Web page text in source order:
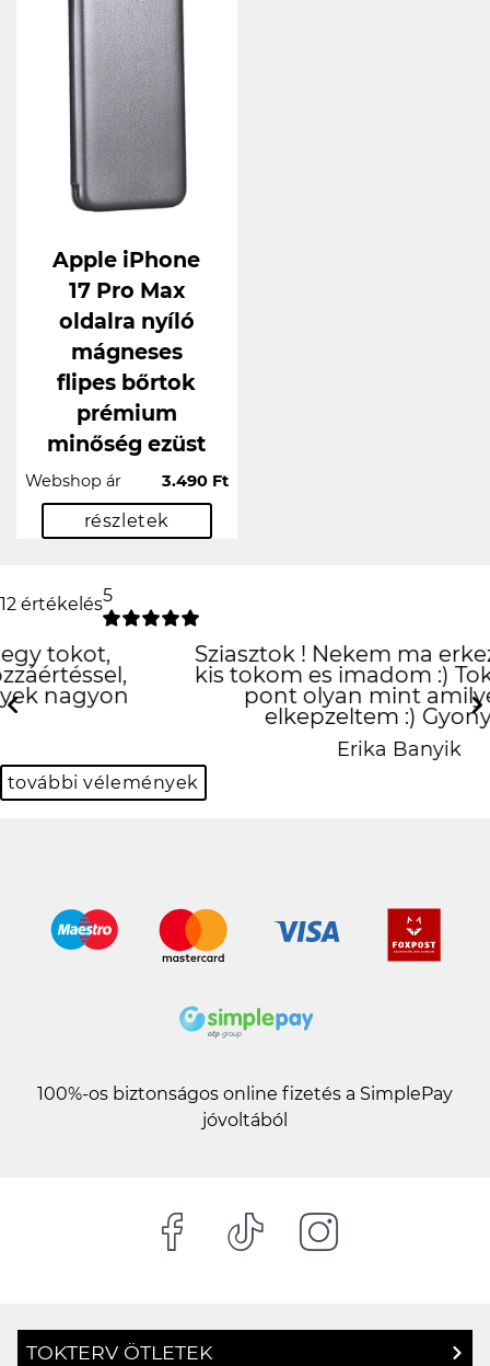
Apple iPhone
17 Pro Max
oldalra nyíló
mágneses
flipes bőrtok
prémium
minőség ezüst
Webshop ár 3.490 Ft
részletek
12 értékelés5
Sziasztok ! Nekem ma erkezett meg a
kis tokom es imadom :) Tokeletes lett,
pont olyan mint amilyennek
elkepzeltem :) Gyonyoru!
Previous
további vélemények
100%-os biztonságos online fizetés a SimplePay
jóvoltából
TOKTERV ÖTLETEK